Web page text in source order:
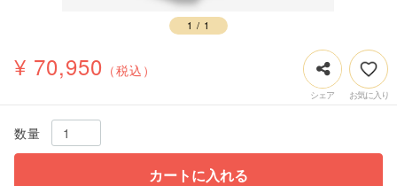
1 / 1
¥ 70,950 （税込）
数量
カートに入れる